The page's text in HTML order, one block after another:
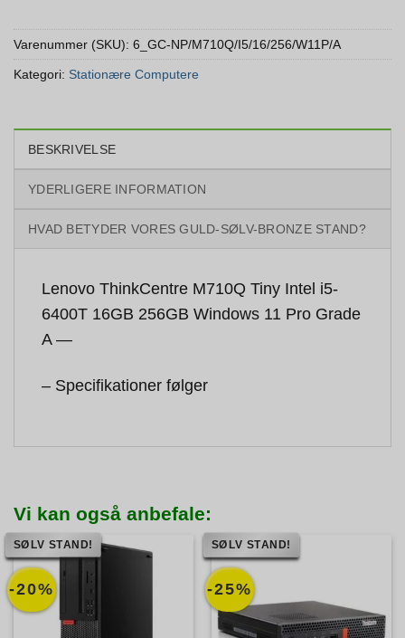
Varenummer (SKU): 6_GC-NP/M710Q/I5/16/256/W11P/A
Kategori: Stationære Computere
BESKRIVELSE
YDERLIGERE INFORMATION
HVAD BETYDER VORES GULD-SØLV-BRONZE STAND?
Lenovo ThinkCentre M710Q Tiny Intel i5-
6400T 16GB 256GB Windows 11 Pro Grade
A —
– Specifikationer følger
Vi kan også anbefale:
-20%
SØLV STAND!
-25%
SØLV STAND!